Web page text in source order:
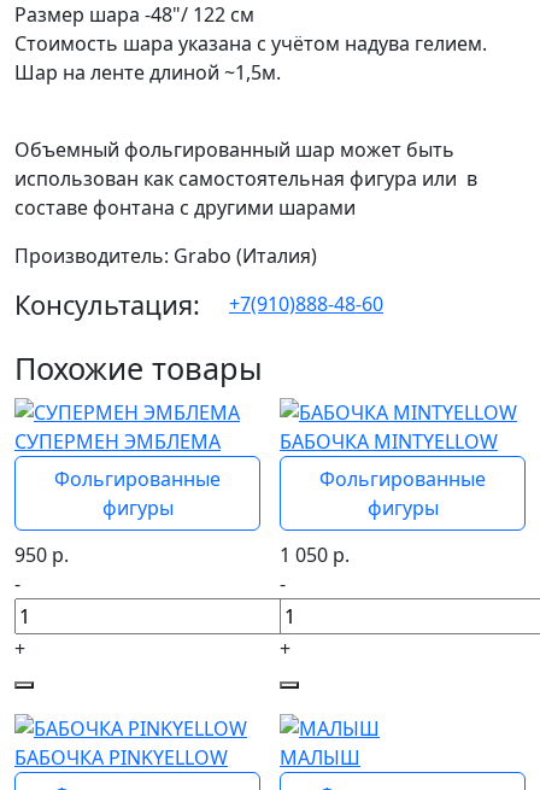
Размер шара -48"/ 122 см
Стоимость шара указана с учётом надува гелием.
Шар на ленте длиной ~1,5м.
Объемный фольгированный шар может быть
использован как самостоятельная фигура или в
составе фонтана с другими шарами
Производитель: Grabo (Италия)
Консультация: +7(910)888-48-60
Похожие товары
СУПЕРМЕН ЭМБЛЕМА
Фольгированные
фигуры
950 р.
-
+
БАБОЧКА MINTYELLOW
Фольгированные
фигуры
1 050 р.
-
+
БАБОЧКА PINKYELLOW
МАЛЫШ